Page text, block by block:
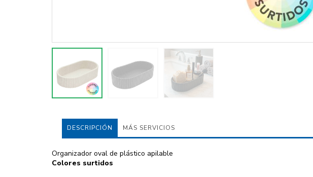
DESCRIPCIÓN MÁS SERVICIOS
Organizador oval de plástico apilable
Colores surtidos